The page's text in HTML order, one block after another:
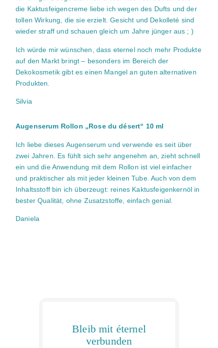
die Kaktusfeigencreme liebe ich wegen des Dufts und der
tollen Wirkung, die sie erzielt. Gesicht und Dekolleté sind
wieder straff und schauen gleich um Jahre jünger aus ; )
Ich würde mir wünschen, dass eternel noch mehr Produkte
auf den Markt bringt – besonders im Bereich der
Dekokosmetik gibt es einen Mangel an guten alternativen
Produkten.
Silvia
Augenserum Rollon „Rose du désert“ 10 ml
Ich liebe dieses Augenserum und verwende es seit über
zwei Jahren. Es fühlt sich sehr angenehm an, zieht schnell
ein und die Anwendung mit dem Rollon ist viel einfacher
und praktischer als mit jeder kleinen Tube. Auch von dem
Inhaltsstoff bin ich überzeugt: reines Kaktusfeigenkernöl in
bester Qualität, ohne Zusatzstoffe, einfach genial.
Daniela
Bleib mit éternel
verbunden